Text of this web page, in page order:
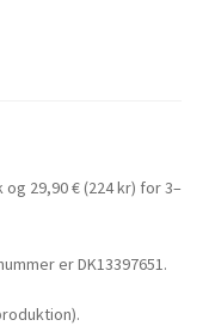
29,90 € (224 kr) for 3–
er DK13397651.